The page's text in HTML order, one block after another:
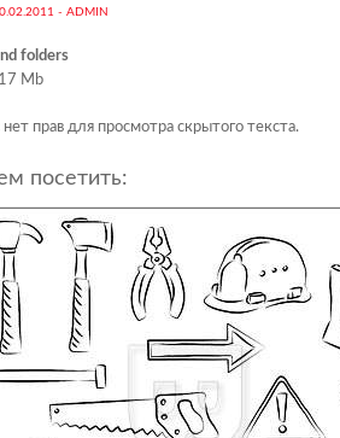
- ADMIN
folders
Mb
прав для просмотра скрытого текста.
посетить: